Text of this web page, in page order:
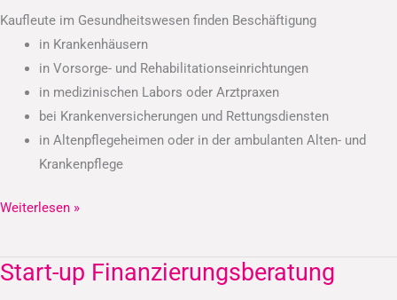
Kaufleute im Gesundheitswesen finden Beschäftigung
in Krankenhäusern
in Vorsorge- und Rehabilitationseinrichtungen
in medizinischen Labors oder Arztpraxen
bei Krankenversicherungen und Rettungsdiensten
in Altenpflegeheimen oder in der ambulanten Alten- und
Krankenpflege
Weiterlesen »
Start-up Finanzierungsberatung
Start-